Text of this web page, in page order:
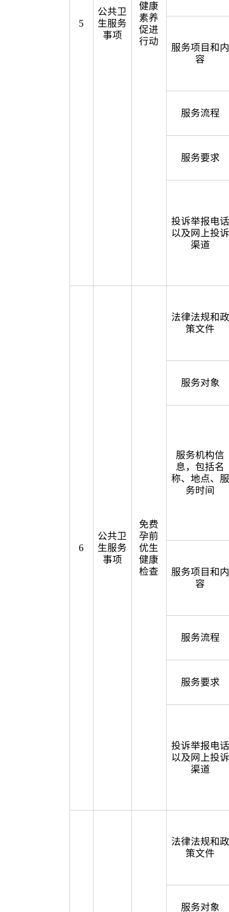
5
公共卫
生服务
事项
健康
素养
促进
行动
服务项目和内
容
服务流程
服务要求
投诉举报电话
以及网上投诉
渠道
6
公共卫
生服务
事项
免费
孕前
优生
健康
检查
法律法规和政
策文件
服务对象
服务机构信
息，包括名
称、地点、服
务时间
服务项目和内
容
服务流程
服务要求
投诉举报电话
以及网上投诉
渠道
法律法规和政
策文件
服务对象